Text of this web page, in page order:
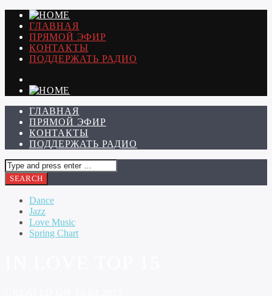
ГЛАВНАЯ
ПРЯМОЙ ЭФИР
КОНТАКТЫ
ПОДДЕРЖАТЬ РАДИО
ГЛАВНАЯ
ПРЯМОЙ ЭФИР
КОНТАКТЫ
ПОДДЕРЖАТЬ РАДИО
Dance
Jazz
Love Music
Spring Chart